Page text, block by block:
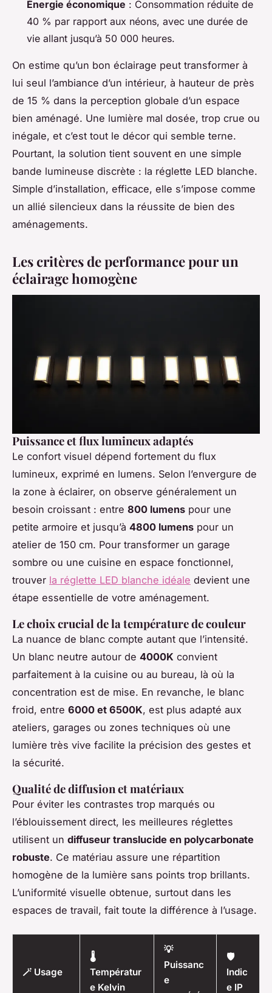
Énergie économique : Consommation réduite de
40 % par rapport aux néons, avec une durée de
vie allant jusqu’à 50 000 heures.
On estime qu’un bon éclairage peut transformer à
lui seul l’ambiance d’un intérieur, à hauteur de près
de 15 % dans la perception globale d’un espace
bien aménagé. Une lumière mal dosée, trop crue ou
inégale, et c’est tout le décor qui semble terne.
Pourtant, la solution tient souvent en une simple
bande lumineuse discrète : la réglette LED blanche.
Simple d’installation, efficace, elle s’impose comme
un allié silencieux dans la réussite de bien des
aménagements.
Les critères de performance pour un
éclairage homogène
Puissance et flux lumineux adaptés
Le confort visuel dépend fortement du flux
lumineux, exprimé en lumens. Selon l’envergure de
la zone à éclairer, on observe généralement un
besoin croissant : entre 800 lumens pour une
petite armoire et jusqu’à 4800 lumens pour un
atelier de 150 cm. Pour transformer un garage
sombre ou une cuisine en espace fonctionnel,
trouver la réglette LED blanche idéale devient une
étape essentielle de votre aménagement.
Le choix crucial de la température de couleur
La nuance de blanc compte autant que l’intensité.
Un blanc neutre autour de 4000K convient
parfaitement à la cuisine ou au bureau, là où la
concentration est de mise. En revanche, le blanc
froid, entre 6000 et 6500K, est plus adapté aux
ateliers, garages ou zones techniques où une
lumière très vive facilite la précision des gestes et
la sécurité.
Qualité de diffusion et matériaux
Pour éviter les contrastes trop marqués ou
l’éblouissement direct, les meilleures réglettes
utilisent un diffuseur translucide en polycarbonate
robuste. Ce matériau assure une répartition
homogène de la lumière sans points trop brillants.
L’uniformité visuelle obtenue, surtout dans les
espaces de travail, fait toute la différence à l’usage.
🪄 Usage
🌡️
Températur
e Kelvin
💡
Puissanc
e
🛡️
Indic
e IP